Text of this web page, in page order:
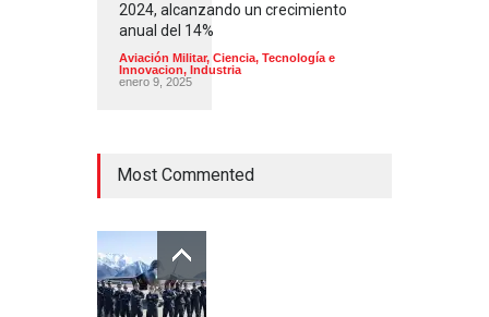
2024, alcanzando un crecimiento
anual del 14%
Aviación Militar, Ciencia, Tecnología e
Innovacion, Industria
enero 9, 2025
Most Commented